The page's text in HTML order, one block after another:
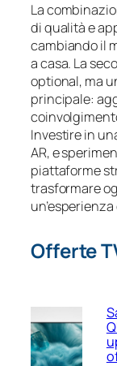
La
di qualità e
cambiando il
a casa. La
optional, ma
principale:
Investire in
AR, e
piattaforme
trasformare
Offerte